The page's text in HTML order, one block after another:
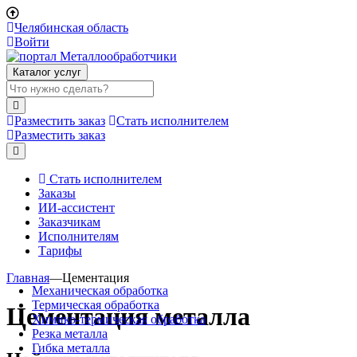
Челябинская область
Войти
Каталог услуг
Разместить заказ
Стать исполнителем
Разместить заказ
Стать исполнителем
Заказы
ИИ-ассистент
Заказчикам
Исполнителям
Тарифы
Механическая обработка
Термическая обработка
Химико-термическая обработка
Резка металла
Гибка металла
Главная—Цементация
Цементация металла